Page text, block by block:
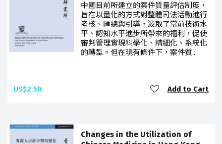
中國目前所建立的案件質量評估制度，
旨在以量化的方式對整體司法活動進行
考核、匯總與引導，汲取了當前技術水
平、認知水平進步所帶來的福利，促使
審判管理實現科學化、精細化、系統化
的轉型。但在現有條件下，案件質..
US$2.50 Add to Cart
Changes in the Utilization of